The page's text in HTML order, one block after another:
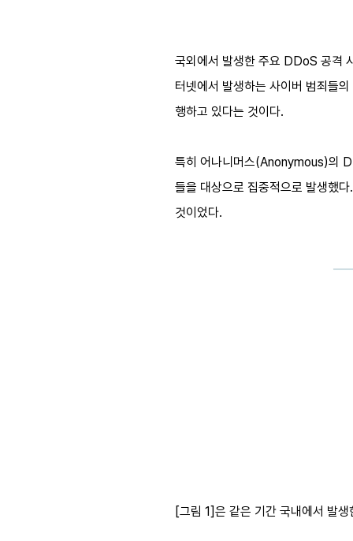
국외에서 발생한 주요 DDoS 공격
터넷에서 발생하는 사이버 범죄들
행하고 있다는 것이다.
특히 어나니머스(Anonymous)의
들을 대상으로 집중적으로 발생했
것이었다.
[그림 1]은 같은 기간 국내에서 발